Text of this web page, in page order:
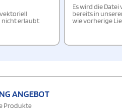
nicht erlaubt:
Es wird die
bereits in
wie vorherige
ANGEBOT
Produkte